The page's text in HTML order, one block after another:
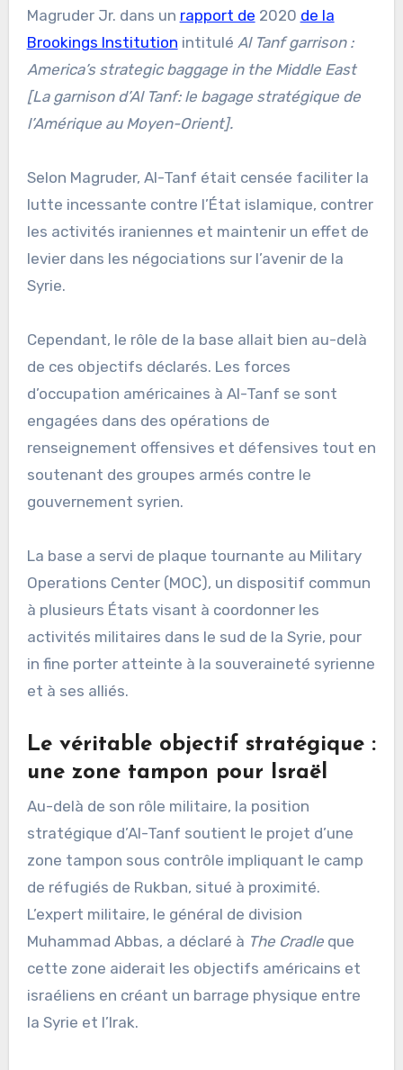
Magruder Jr. dans un rapport de 2020 de la
Brookings Institution intitulé Al Tanf garrison :
America’s strategic baggage in the Middle East
[La garnison d’Al Tanf: le bagage stratégique de
l’Amérique au Moyen-Orient].
Selon Magruder, Al-Tanf était censée faciliter la
lutte incessante contre l’État islamique, contrer
les activités iraniennes et maintenir un effet de
levier dans les négociations sur l’avenir de la
Syrie.
Cependant, le rôle de la base allait bien au-delà
de ces objectifs déclarés. Les forces
d’occupation américaines à Al-Tanf se sont
engagées dans des opérations de
renseignement offensives et défensives tout en
soutenant des groupes armés contre le
gouvernement syrien.
La base a servi de plaque tournante au Military
Operations Center (MOC), un dispositif commun
à plusieurs États visant à coordonner les
activités militaires dans le sud de la Syrie, pour
in fine porter atteinte à la souveraineté syrienne
et à ses alliés.
Le véritable objectif stratégique :
une zone tampon pour Israël
Au-delà de son rôle militaire, la position
stratégique d’Al-Tanf soutient le projet d’une
zone tampon sous contrôle impliquant le camp
de réfugiés de Rukban, situé à proximité.
L’expert militaire, le général de division
Muhammad Abbas, a déclaré à The Cradleque
cette zone aiderait les objectifs américains et
israéliens en créant un barrage physique entre
la Syrie et l’Irak.